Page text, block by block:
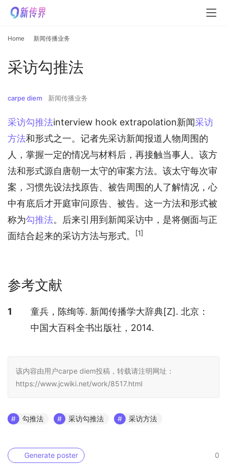
Home 新闻传播业务
采访勾推法
carpe diem 新闻传播业务
采访勾推法interview hook extrapolation新闻采访
方法和形式之一。记者先采访新闻报道人物周围的
人，掌握一定的情况与材料后，再接触当事人。该方
法和形式源自唐朝一太守的审案方法。该太守每次审
案，习惯先设法找原告、被告周围的人了解情况，心
中有底后才开庭审问原告、被告。这一方法和形式被
称为勾推法。后来引用到新闻采访中，是将侧面与正
面结合起来的采访方法与形式。
[1]
参考文献
参考文献
1
童兵，陈绚等. 新闻传播学大辞典[Z]. 北京：
中国大百科全书出版社，2014.
该内容由用户carpe diem投稿，转载请注明网址：
https://www.jcwiki.net/work/8517.html
勾推法 采访勾推法 采访方法
0
Generate poster